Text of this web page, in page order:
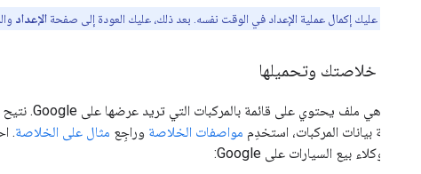
ليس عليك إكمال عملية الإعداد في الوقت نفسه. بعد ذلك، عليك العودة إلى صفحة الإعداد
تحضير خلاصتك وتحميلها
الخلاصة هي ملف يحتوي على قائمة بالمركبات التي تريد عرضها على Google. نتيح استخدام الخلاصات بتنسيق
أجل خدمة بيانات المركبات، استخدِم مواصفات الخلاصة وراجِع مثال على الخلاصة.
بدقة مع وكلاء بيع السيارات على Google: